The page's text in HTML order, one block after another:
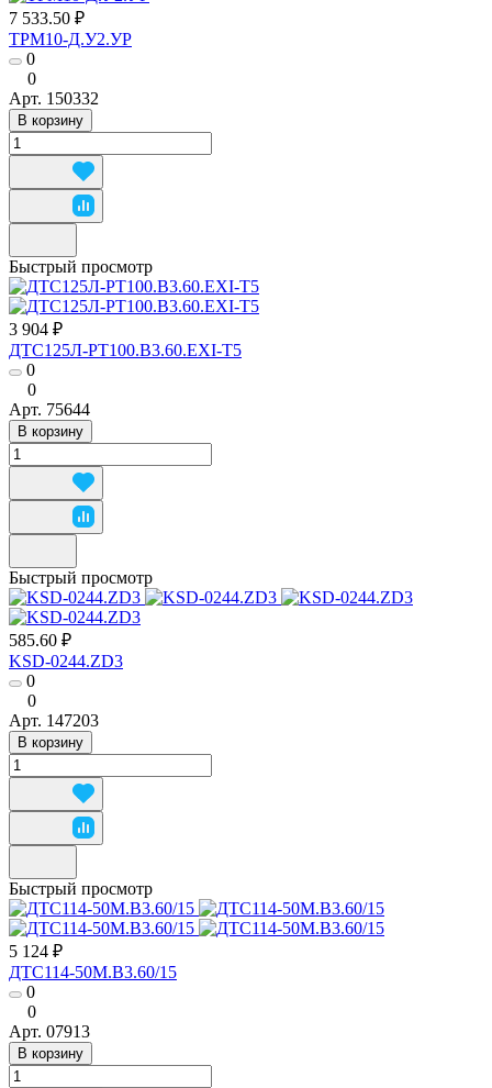
7 533.50 ₽
ТРМ10-Д.У2.УР
0
0
Арт. 150332
В корзину
Быстрый просмотр
3 904 ₽
ДТС125Л-РТ100.В3.60.ЕХI-Т5
0
0
Арт. 75644
В корзину
Быстрый просмотр
585.60 ₽
KSD-0244.ZD3
0
0
Арт. 147203
В корзину
Быстрый просмотр
5 124 ₽
ДТС114-50М.В3.60/15
0
0
Арт. 07913
В корзину